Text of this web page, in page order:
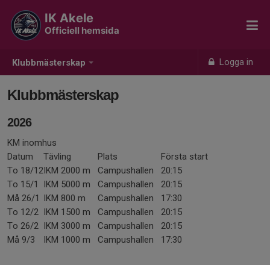
Klubbmästerskap Logga in
IK Akele
Officiell hemsida
Klubbmästerskap
2026
KM inomhus
Datum
Tävling Plats
Första start
To 18/12IKM 2000 m Campushallen 20:15
To 15/1
IKM 5000 m Campushallen
20:15
Må 26/1 IKM 800 m Campushallen
17:30
To 12/2 IKM 1500 m Campushallen
20:15
To 26/2 IKM 3000 m Campushallen
20:15
Må 9/3
IKM 1000 m Campushallen 17:30